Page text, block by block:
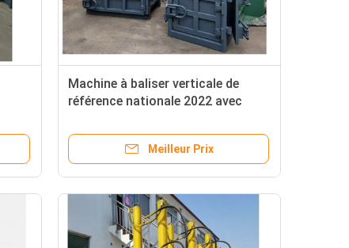
Machine à baliser verticale de
référence nationale 2022 avec
Meilleur Prix